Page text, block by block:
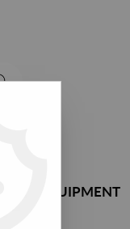
DJ EQUIPMENT